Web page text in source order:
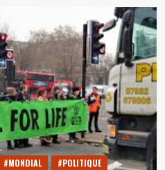
#MONDIAL #POLITIQUE